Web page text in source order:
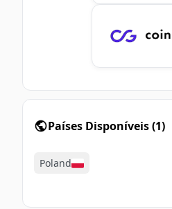
Países Disponíveis(1)
Poland